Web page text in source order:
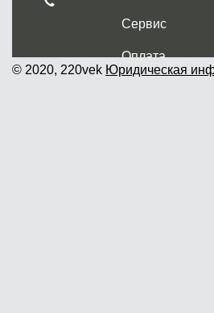
Сервис
Оплата
Доставка и
© 2020, 220vek Юридическая